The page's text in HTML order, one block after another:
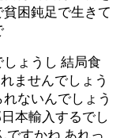
困鈍足で生きて
ょうし 結局食
ませんでしょう
ないんでしょう
本輸入するでし